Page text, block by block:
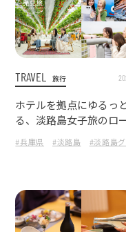
TRAVEL 旅行
ホテルを拠点にゆるっ
る、淡路島女子旅のロ
ルスポット
#兵庫県 #淡路島 #淡路島